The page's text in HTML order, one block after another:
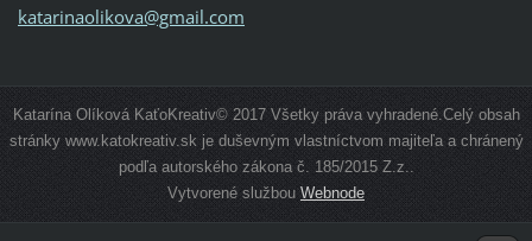
katarinaolikova@gmail.com
Katarína Olíková KaťoKreativ© 2017 Všetky práva vyhradené.Celý obsah
stránky www.katokreativ.sk je duševným vlastníctvom majiteľa a chránený
podľa autorského zákona č. 185/2015 Z.z..
Vytvorené službouWebnode